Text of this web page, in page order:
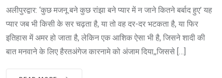
अलीपुरद्वार: ‘कुछ मजनू बने कुछ रांझा बने प्यार में न जाने कितने बर्बाद हुए’ यह
प्यार जब भी किसी के सर चढ़ता है, या तो वह दर-दर भटकता है, या फिर
इतिहास में अमर हो जाता है, लेकिन एक आशिक ऐसा भी है, जिसने शादी की
बात मनवाने के लिए हैरतअंगेज कारनामे को अंजाम दिया,,जिससे […]